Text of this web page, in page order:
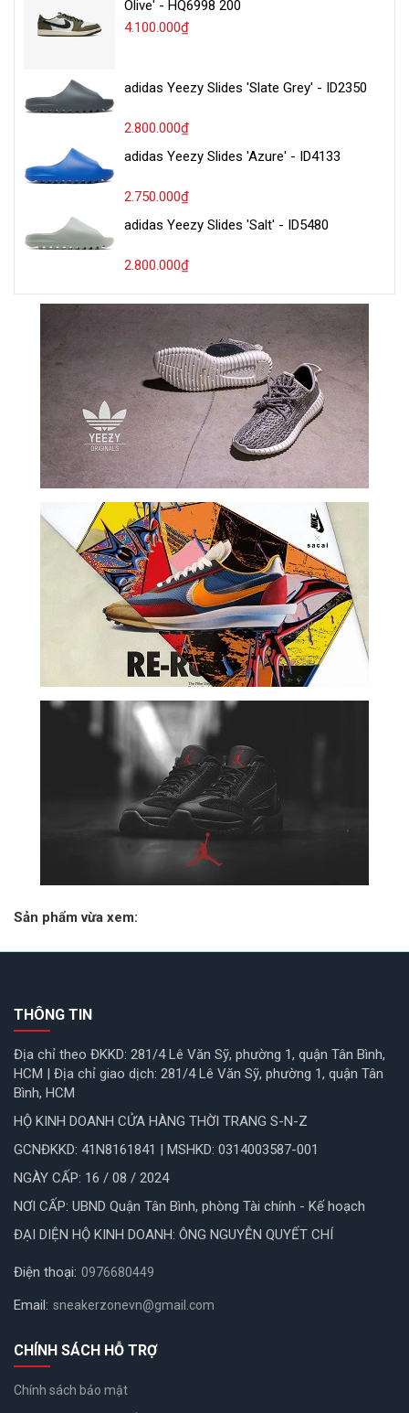
Olive' - HQ6998 200
4.100.000₫
adidas Yeezy Slides 'Slate Grey' - ID2350
2.800.000₫
adidas Yeezy Slides 'Azure' - ID4133
2.750.000₫
adidas Yeezy Slides 'Salt' - ID5480
2.800.000₫
Sản phẩm vừa xem:
THÔNG TIN
Địa chỉ theo ĐKKD: 281/4 Lê Văn Sỹ, phường 1, quận Tân Bình,
HCM | Địa chỉ giao dịch: 281/4 Lê Văn Sỹ, phường 1, quận Tân
Bình, HCM
HỘ KINH DOANH CỬA HÀNG THỜI TRANG S-N-Z
GCNĐKKD: 41N8161841 | MSHKD: 0314003587-001
NGÀY CẤP: 16 / 08 / 2024
NƠI CẤP: UBND Quận Tân Bình, phòng Tài chính - Kế hoạch
ĐẠI DIỆN HỘ KINH DOANH: ÔNG NGUYỄN QUYẾT CHÍ
Điện thoại: 0976680449
Email: sneakerzonevn@gmail.com
CHÍNH SÁCH HỖ TRỢ
Chính sách bảo mật